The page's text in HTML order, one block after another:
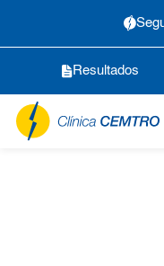
Resultados